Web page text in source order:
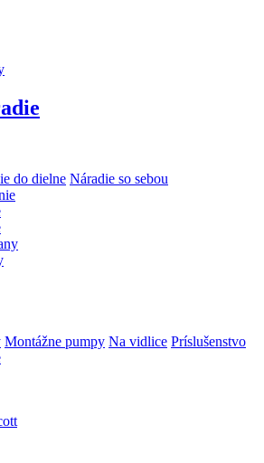
do dielne Náradie so sebou
Montážne pumpy Na vidlice Príslušenstvo